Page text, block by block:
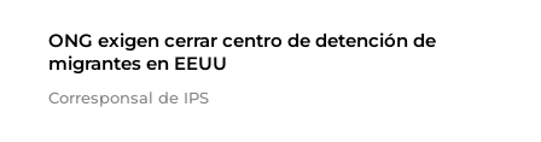
ONG exigen cerrar centro de detención de
migrantes en EEUU
Corresponsal de IPS